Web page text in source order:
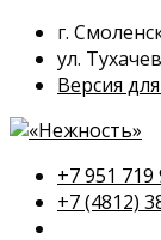
г.
ул.
Версия
+7 951 719
+7 (4812)